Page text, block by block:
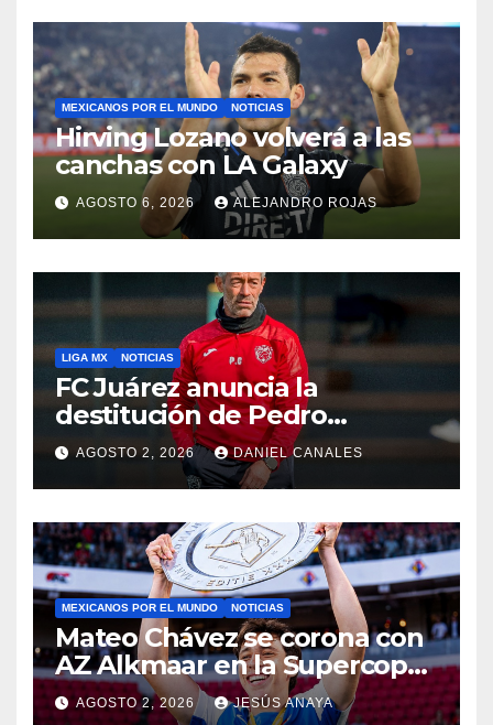
MEXICANOS POR EL MUNDO NOTICIAS
Hirving Lozano volverá a las
canchas con LA Galaxy
AGOSTO 6, 2026 ALEJANDRO ROJAS
LIGA MX NOTICIAS
FC Juárez anuncia la
destitución de Pedro
Caixinha
AGOSTO 2, 2026 DANIEL CANALES
MEXICANOS POR EL MUNDO NOTICIAS
Mateo Chávez se corona con
AZ Alkmaar en la Supercopa
de Países Bajos
AGOSTO 2, 2026 JESÚS ANAYA